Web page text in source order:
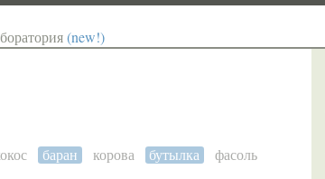
(new!)
баран корова бутылка
фасоль